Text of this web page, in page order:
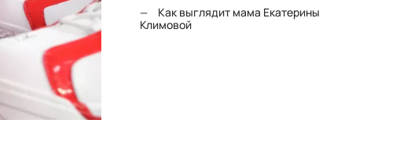
Как выглядит мама Екатерины
Климовой